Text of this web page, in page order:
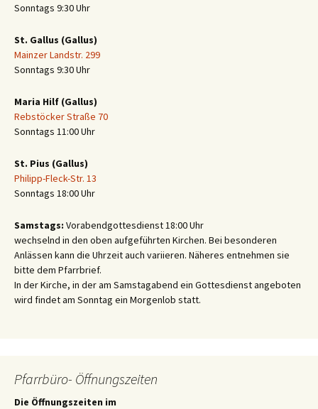
Sonntags 9:30 Uhr
St. Gallus (Gallus)
Mainzer Landstr. 299
Sonntags 9:30 Uhr
Maria Hilf (Gallus)
Rebstöcker Straße 70
Sonntags 11:00 Uhr
St. Pius (Gallus)
Philipp-Fleck-Str. 13
Sonntags 18:00 Uhr
Samstags: Vorabendgottesdienst 18:00 Uhr
wechselnd in den oben aufgeführten Kirchen. Bei besonderen
Anlässen kann die Uhrzeit auch variieren. Näheres entnehmen sie
bitte dem Pfarrbrief.
In der Kirche, in der am Samstagabend ein Gottesdienst angeboten
wird findet am Sonntag ein Morgenlob statt.
Pfarrbüro- Öffnungszeiten
Die Öffnungszeiten im